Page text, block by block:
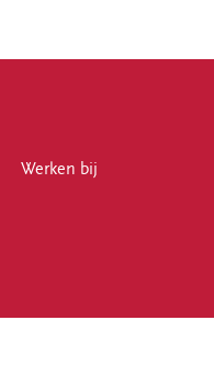
Werken bij
bij